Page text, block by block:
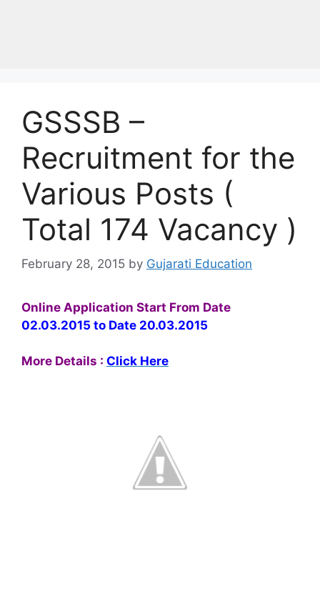
GSSSB –
Recruitment for the
Various Posts (
Total 174 Vacancy )
February 28, 2015 by Gujarati Education
Online Application Start From Date
02.03.2015 to Date 20.03.2015
More Details : Click Here